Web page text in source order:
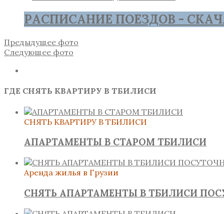
РАСПИСАНИЕ ПОЕЗДОВ -
Предыдущее фото
Следующее фото
ГДЕ СНЯТЬ КВАРТИРУ В ТБИЛИСИ
СНЯТЬ КВАРТИРУ В ТБИЛИСИ
АПАРТАМЕНТЫ В СТАРОМ ТБИЛИСИ
Аренда жилья в Грузии
СНЯТЬ АПАРТАМЕНТЫ В ТБИЛИСИ